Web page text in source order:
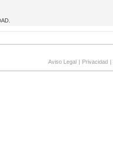
Aviso Legal | Privacidad |